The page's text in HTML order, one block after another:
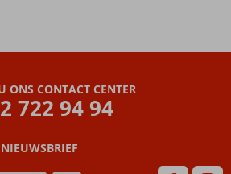
ONS CONTACT CENTER
722 94 94